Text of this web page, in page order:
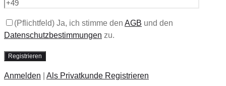
(Pflichtfeld) Ja, ich stimme den AGB und den
Datenschutzbestimmungen zu.
Anmelden Als Privatkunde Registrieren